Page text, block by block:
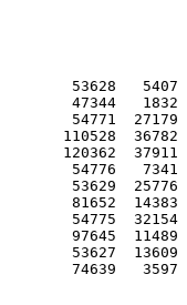
53628   5407
47344   1832
54771  27179
110528  36782
120362  37911
54776   7341
53629  25776
81652  14383
54775  32154
97645  11489
53627  13609